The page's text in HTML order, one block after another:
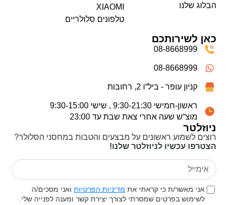
ניוזלטר
רוצים לשמוע ראשונים על מבצעים והטבות במחסני הסלולר?
הצטרפו עכשיו לניוזלטר שלנו!
אני מאשר/ת כי קראתי אתמדיניות הפרטיותואני מסכים/ה
לשימוש בפרטים שמסרתי לצורך יצירת קשר ומענה לפנייה שלי.
הבלוג שלנו
XIAOMI
טלפונים סלולריים
כאן לשירותכם
08-8668999
08-8668999
קניון עופר - ביל“ו 2, רחובות
ראשון-חמישי 9:30-21:30 , שישי 9:30-15:00
מוצ“ש שעה אחרי צאת שבת עד 23:00